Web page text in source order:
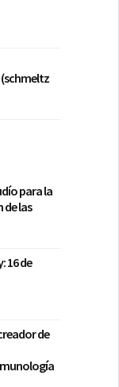
para la
las
16 de
de